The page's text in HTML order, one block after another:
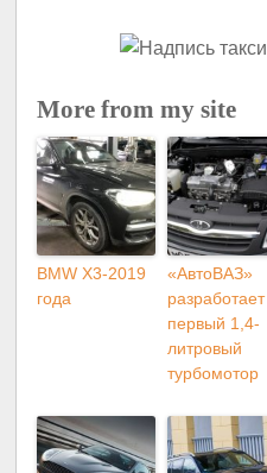
More from my site
BMW X3-2019
года
«АвтоВАЗ»
разработает
первый 1,4-
литровый
турбомотор